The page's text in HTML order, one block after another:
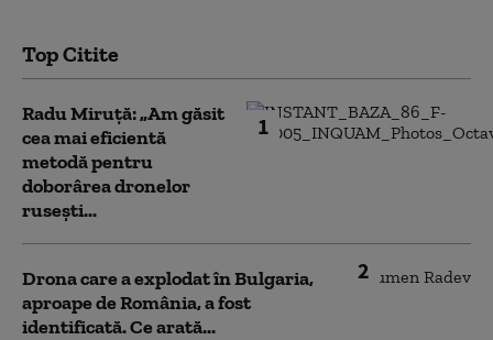
Top Citite
1
Radu Miruță: „Am găsit
cea mai eficientă
metodă pentru
doborârea dronelor
rusești...
2
Drona care a explodat în Bulgaria,
aproape de România, a fost
identificată. Ce arată...